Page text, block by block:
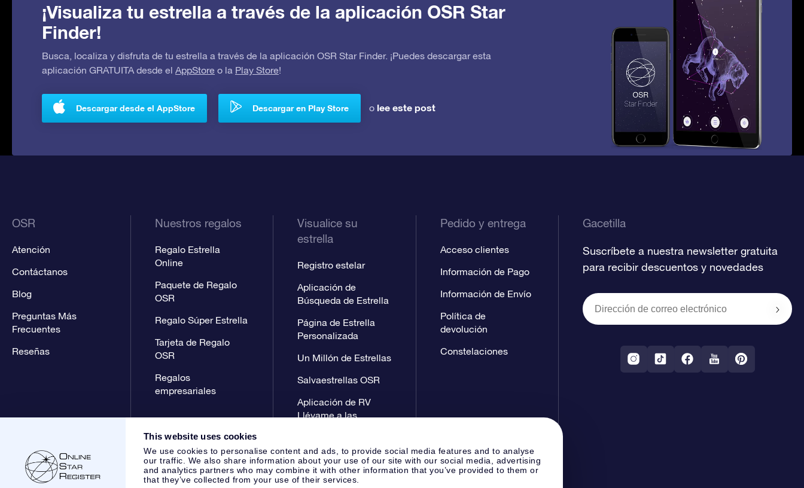
This website uses cookies
We use cookies to personalise content and ads, to provide social media features and to analyse
our traffic. We also share information about your use of our site with our social media, advertising
and analytics partners who may combine it with other information that you’ve provided to them or
that they’ve collected from your use of their services.
¡Visualiza tu estrella a través de la aplicación OSR Star
Finder!
Busca, localiza y disfruta de tu estrella a través de la aplicación OSR Star Finder. ¡Puedes descargar esta
aplicación GRATUITA desde el AppStore o la Play Store!
Descargar desde el AppStore Descargar en Play Store o lee este post
OSR
Atención
Contáctanos
Blog
Preguntas Más
Frecuentes
Reseñas
Nuestros regalos
Regalo Estrella
Online
Paquete de Regalo
OSR
Regalo Súper Estrella
Tarjeta de Regalo
OSR
Regalos
empresariales
Visualice su
estrella
Registro estelar
Aplicación de
Búsqueda de Estrella
Página de Estrella
Personalizada
Un Millón de Estrellas
Salvaestrellas OSR
Aplicación de RV
Llévame a las
Pedido y entrega
Acceso clientes
Información de Pago
Información de Envío
Política de
devolución
Constelaciones
Gacetilla
Suscríbete a nuestra newsletter gratuita
para recibir descuentos y novedades